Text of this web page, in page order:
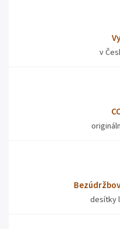
v
desítky